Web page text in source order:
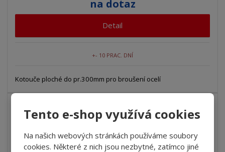
Tento e-shop využívá cookies
Na našich webových stránkách používáme soubory
cookies. Některé z nich jsou nezbytné, zatímco jiné
na dotaz
Detail
+- 10 PRAC. DNÍ
Kotouče ploché do pr.300mm pro broušení ocelí